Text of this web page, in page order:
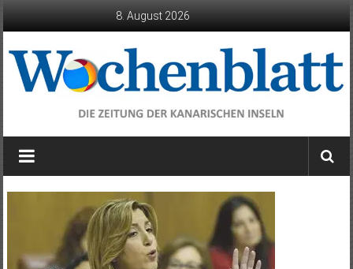
8. August 2026
Wochenblatt
die
Kanarischen